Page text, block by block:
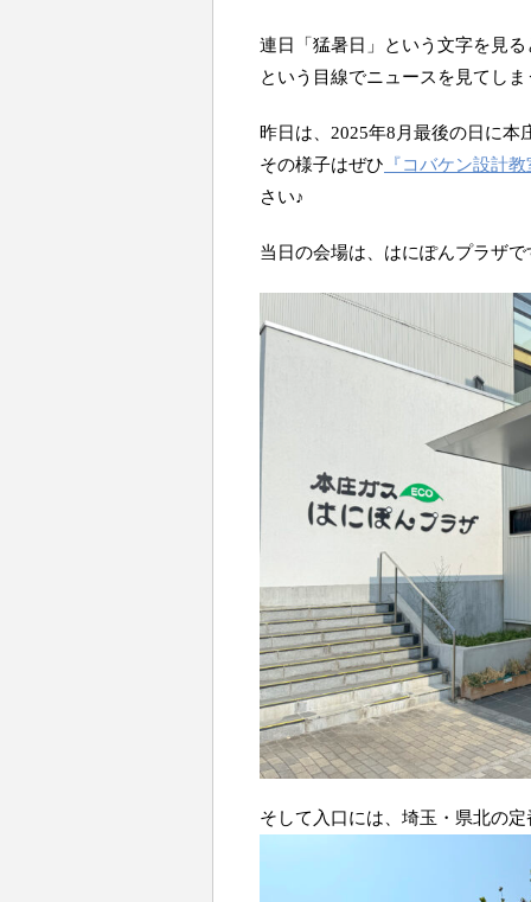
連日「猛暑日」という文字を見
という目線でニュースを見てし
昨日は、2025年8月最後の日に
その様子はぜひ 『コバケン設計
さい♪
当日の会場は、はにぽんプラザで
そして入口には、埼玉・県北の